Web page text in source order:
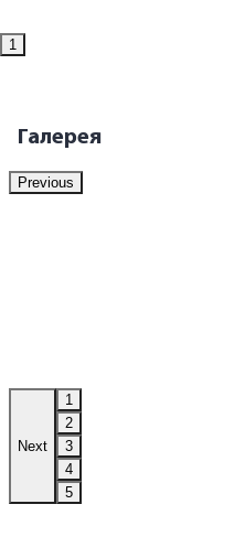
1
Галерея
Previous
Next
1
2
3
4
5